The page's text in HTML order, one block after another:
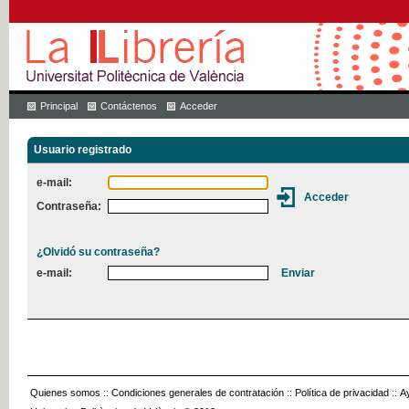
Principal Contáctenos Acceder
Usuario registrado
e-mail:
Contraseña:
¿Olvidó su contraseña?
e-mail:
Quienes somos :: Condiciones generales de contratación :: Política de privacidad ::